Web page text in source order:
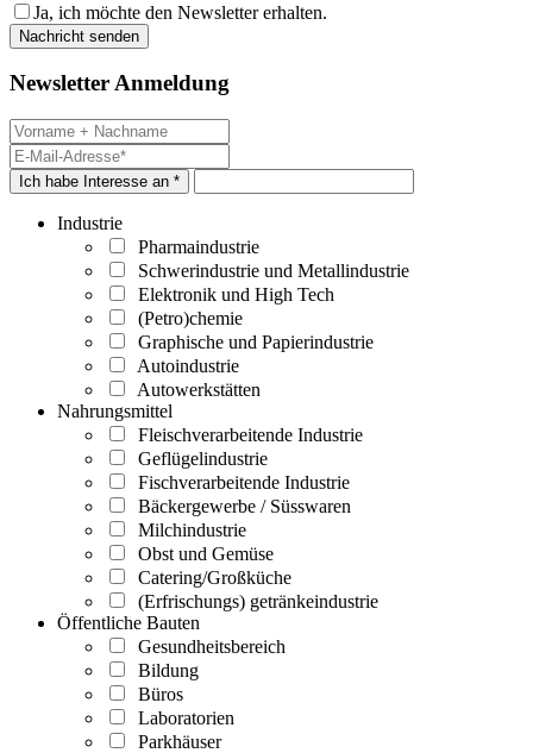
Ja, ich möchte den Newsletter erhalten.
Newsletter Anmeldung
Ich habe Interesse an *
Industrie
Pharmaindustrie
Schwerindustrie und Metallindustrie
Elektronik und High Tech
(Petro)chemie
Graphische und Papierindustrie
Autoindustrie
Autowerkstätten
Nahrungsmittel
Fleischverarbeitende Industrie
Geflügelindustrie
Fischverarbeitende Industrie
Bäckergewerbe / Süsswaren
Milchindustrie
Obst und Gemüse
Catering/Großküche
(Erfrischungs) getränkeindustrie
Öffentliche Bauten
Gesundheitsbereich
Bildung
Büros
Laboratorien
Parkhäuser